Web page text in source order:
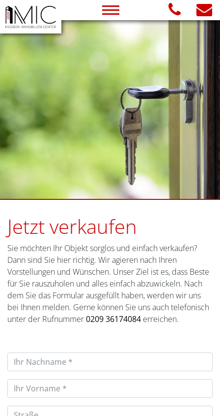
Jetzt verkaufen
Sie möchten Ihr Objekt sorglos und einfach verkaufen?
Dann sind Sie hier richtig. Wir agieren nach Ihren
Vorstellungen und Wünschen. Unser Ziel ist es, dass Beste
für Sie rauszuholen und alles einfach abzuwickeln. Nach
dem Sie das Formular ausgefüllt haben, werden wir uns
bei Ihnen melden. Gerne können Sie uns auch telefonisch
unter der Rufnummer0209 36174084 erreichen.